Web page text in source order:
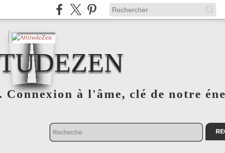
à l'âme, clé de notre